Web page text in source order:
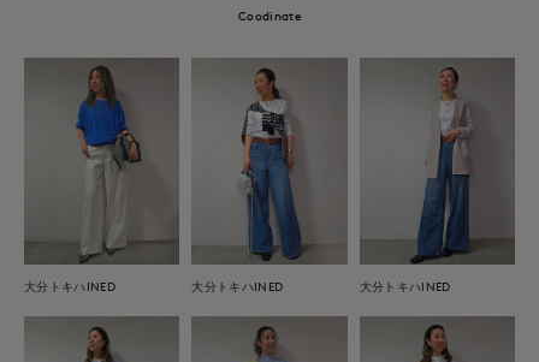
Coodinate
大分トキハINED 大分トキハINED 大分トキハINED